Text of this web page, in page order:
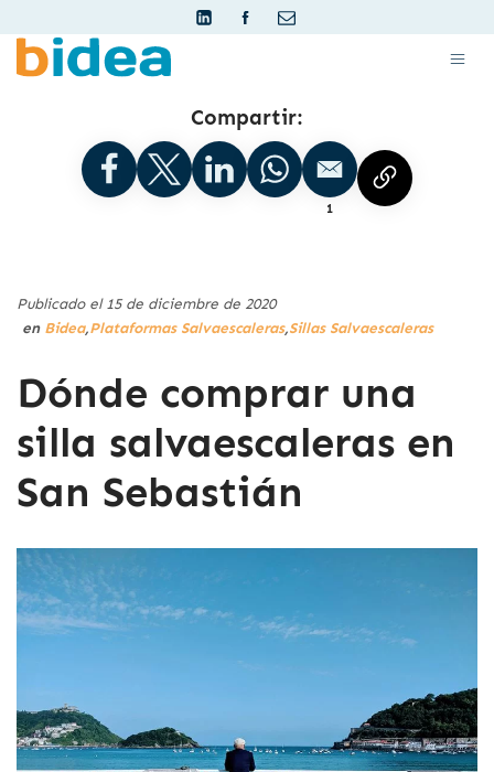
Compartir:
1
Publicado el 15 de diciembre de 2020
en Bidea,Plataformas Salvaescaleras,Sillas Salvaescaleras
Dónde comprar una
silla salvaescaleras en
San Sebastián